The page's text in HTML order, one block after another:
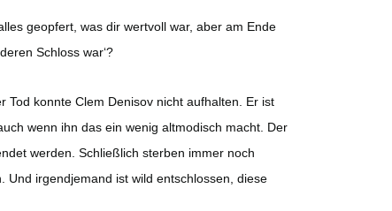
geopfert, was dir wertvoll war, aber am Ende
Schloss war‘?
konnte Clem Denisov nicht aufhalten. Er ist
wenn ihn das ein wenig altmodisch macht. Der
werden. Schließlich sterben immer noch
Und irgendjemand ist wild entschlossen, diese